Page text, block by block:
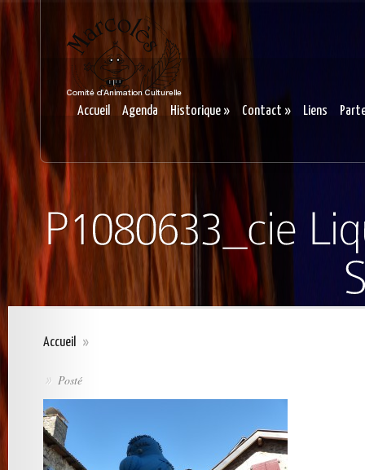
Accueil Agenda Historique » Contact » Liens
Accueil »
» Posté